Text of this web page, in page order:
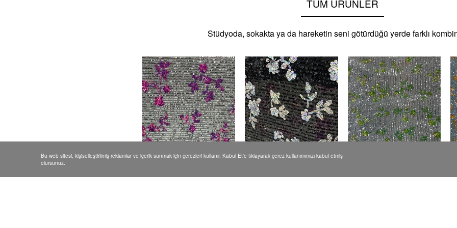
Bu web sitesi, kişiselleştirilmiş reklamlar ve içerik sunmak için çerezleri kullanır. Kabul Et'e tıklayarak çerez kullanımımızı kabul etmiş
olursunuz.
TÜM ÜRÜNLER
Stüdyoda, sokakta ya da hareketin seni götürdüğü yerde farklı